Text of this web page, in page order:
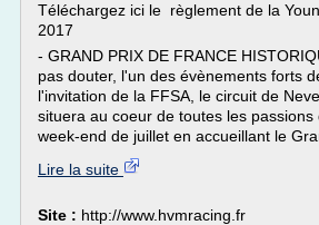
Téléchargez ici le règlement de la
2017
- GRAND PRIX DE FRANCE
pas douter, l'un des évènements forts
l'invitation de la FFSA, le circuit de
situera au coeur de toutes les
week-end de juillet en accueillant le
Lire la suite
Site : http://www.hvmracing.fr